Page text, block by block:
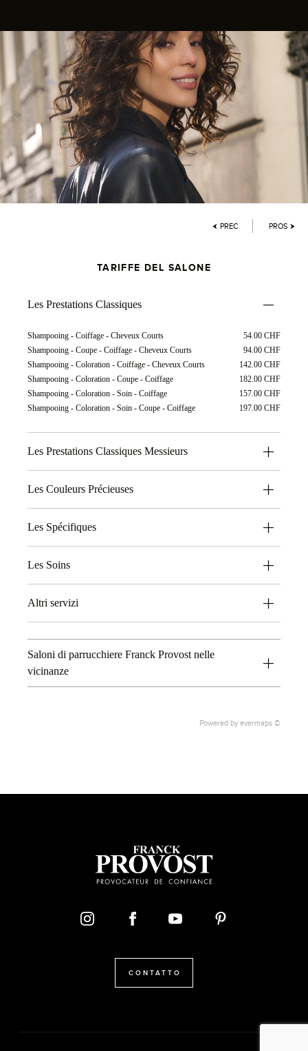
PREC PROS
TARIFFE DEL SALONE
Les Prestations Classiques
Shampooing - Coiffage - Cheveux Courts
54.00 CHF
Shampooing - Coupe - Coiffage - Cheveux Courts
94.00 CHF
Shampooing - Coloration - Coiffage - Cheveux Courts
142.00 CHF
Shampooing - Coloration - Coupe - Coiffage
182.00 CHF
Shampooing - Coloration - Soin - Coiffage
157.00 CHF
Shampooing - Coloration - Soin - Coupe - Coiffage
197.00 CHF
Les Prestations Classiques Messieurs
Les Couleurs Précieuses
Les Spécifiques
Les Soins
Altri servizi
Saloni di parrucchiere Franck Provost nelle
vicinanze
Powered by evermaps ©
CONTATTO